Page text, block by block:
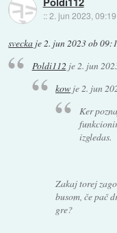
::2. jun 2023, 09:19
svecka je2. jun 2023 ob
Poldi112je2. jun
kow je2. jun
Ker
izgledas.
Zakaj torej
busom, če pač
gre?